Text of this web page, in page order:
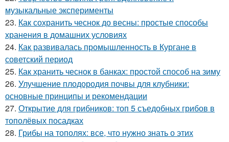
музыкальные эксперименты
23. Как сохранить чеснок до весны: простые способы
хранения в домашних условиях
24. Как развивалась промышленность в Кургане в
советский период
25. Как хранить чеснок в банках: простой способ на зиму
26. Улучшение плодородия почвы для клубники:
основные принципы и рекомендации
27. Открытие для грибников: топ 5 съедобных грибов в
тополёвых посадках
28. Грибы на тополях: все, что нужно знать о этих